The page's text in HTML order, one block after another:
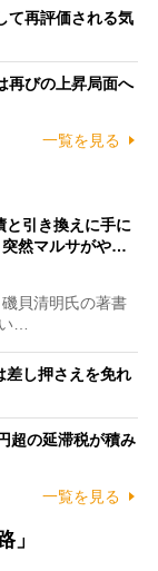
て再評価される気
再びの上昇局面へ
一覧を見る
と引き換えに手に
突然マルサがや…
貝清明氏の著書
…
差し押さえを免れ
超の延滞税が積み
一覧を見る
」